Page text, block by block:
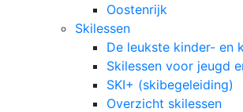
Oostenrijk
Skilessen
De leukste kinder- en
Skilessen voor jeugd
SKI+ (skibegeleiding)
Overzicht skilessen